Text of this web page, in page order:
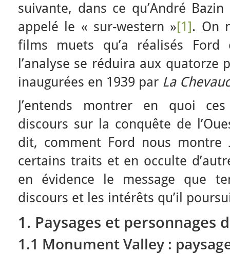
suivante, dans ce qu’André
appelé le « sur-western »[1]. On
films muets qu’a réalisés
l’analyse se réduira aux
inaugurées en 1939 par La
J’entends montrer en quoi
discours sur la conquête de
dit, comment Ford nous montre
certains traits et en occulte
en évidence le message que
discours et les intérêts qu’il
1. Paysages et personnages
1.1 Monument Valley :